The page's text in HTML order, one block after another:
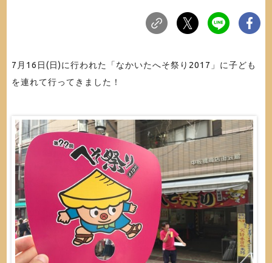
7月16日(日)に行われた「なかいたへそ祭り2017」に子ども
を連れて行ってきました！